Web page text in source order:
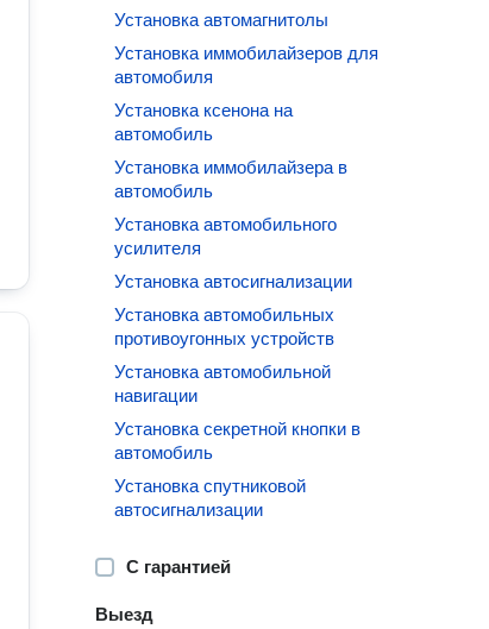
Установка автомагнитолы
Установка иммобилайзеров для
автомобиля
Установка ксенона на
автомобиль
Установка иммобилайзера в
автомобиль
Установка автомобильного
усилителя
Установка автосигнализации
Установка автомобильных
противоугонных устройств
Установка автомобильной
навигации
Установка секретной кнопки в
автомобиль
Установка спутниковой
автосигнализации
С гарантией
Выезд